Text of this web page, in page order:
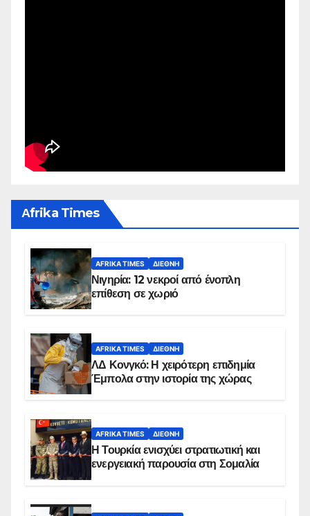
Αfrika Times
AFRIKA TIMES ΔΙΕΘΝΉ
Νιγηρία: 12 νεκροί από ένοπλη
επίθεση σε χωριό
AFRIKA TIMES ΔΙΕΘΝΉ
ΛΔ Κονγκό: Η χειρότερη επιδημία
Έμπολα στην ιστορία της χώρας
AFRIKA TIMES ΔΙΕΘΝΉ
Η Τουρκία ενισχύει στρατιωτική και
ενεργειακή παρουσία στη Σομαλία